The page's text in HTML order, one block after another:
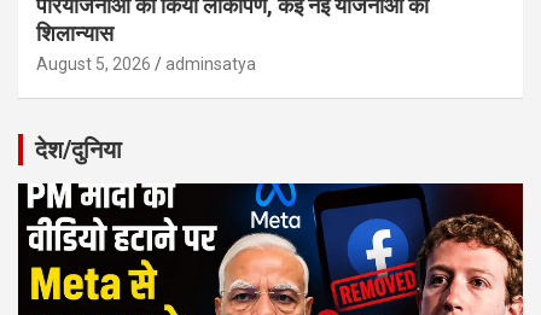
परियोजनाओं का किया लोकार्पण, कई नई योजनाओं का
शिलान्यास
August 5, 2026 adminsatya
देश/दुनिया